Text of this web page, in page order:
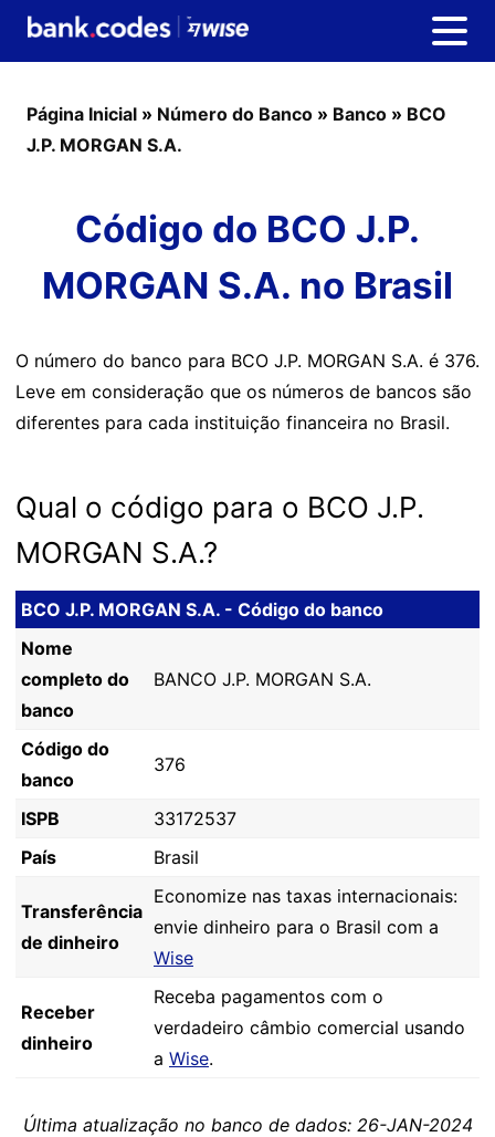
Página Inicial » Número do Banco » Banco » BCO
J.P. MORGAN S.A.
Código do BCO J.P.
MORGAN S.A. no Brasil
O número do banco para BCO J.P. MORGAN S.A. é 376.
Leve em consideração que os números de bancos são
diferentes para cada instituição financeira no Brasil.
Qual o código para o BCO J.P.
MORGAN S.A.?
BCO J.P. MORGAN S.A. - Código do banco
Nome
completo do
banco
BANCO J.P. MORGAN S.A.
Código do
banco
376
ISPB
33172537
País
Brasil
Transferência
de dinheiro
Economize nas taxas internacionais:
envie dinheiro para o Brasil com a
Wise
Receber
dinheiro
Receba pagamentos com o
verdadeiro câmbio comercial usando
a Wise.
Última atualização no banco de dados: 26-JAN-2024